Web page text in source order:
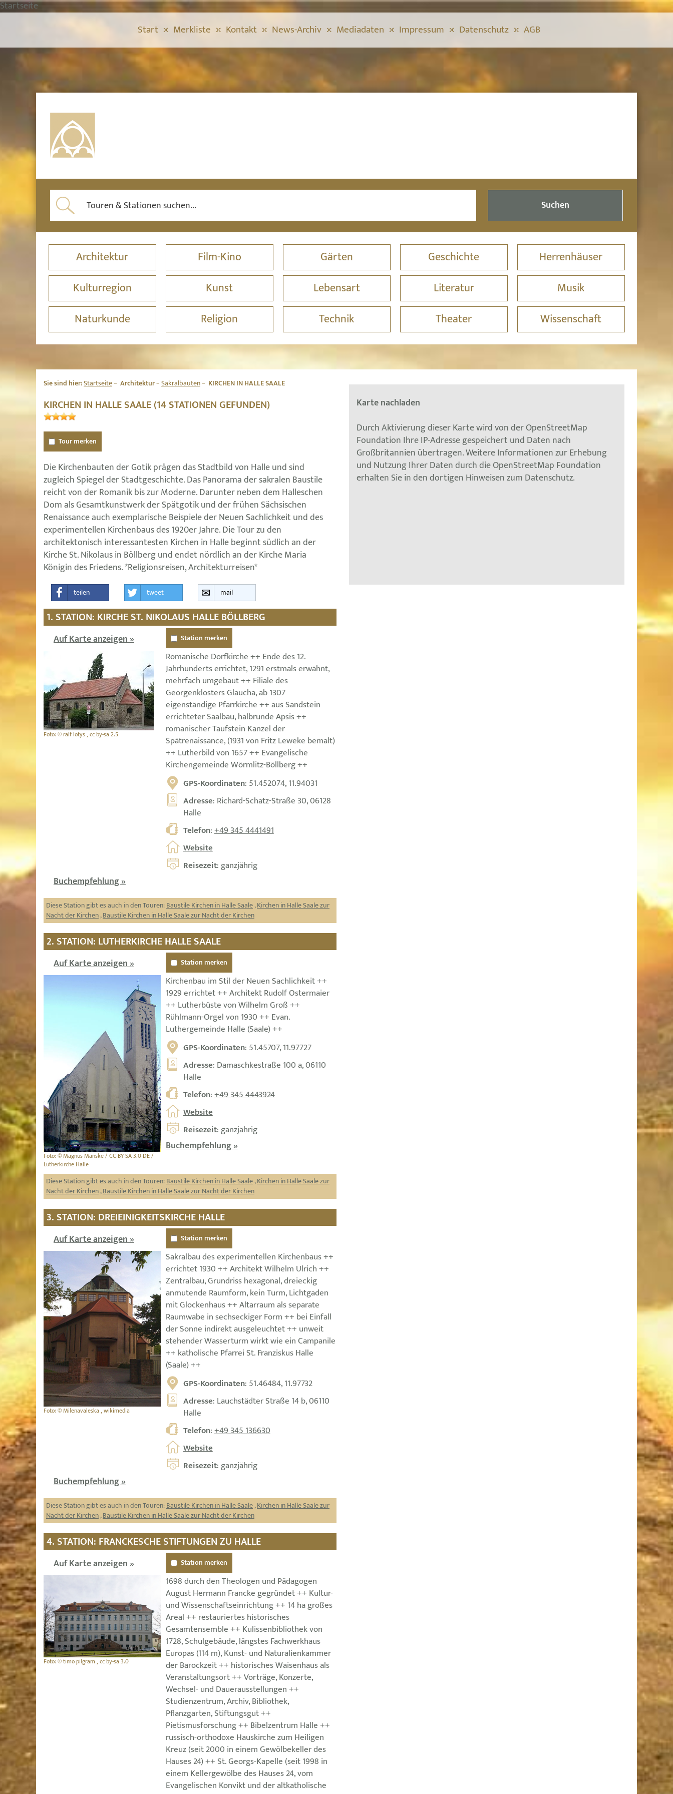
Startseite
Start Merkliste Kontakt News-Archiv Mediadaten Impressum Datenschutz AGB
Suchen
Architektur Film-Kino Gärten Geschichte
Herrenhäuser
Kulturregion
Kunst Lebensart Literatur
Musik
Naturkunde
Religion Technik Theater Wissenschaft
Sie sind hier:Startseite Architektur Sakralbauten KIRCHEN IN HALLE SAALE
KIRCHEN IN HALLE SAALE (14 STATIONEN GEFUNDEN)
Tour merken
Die Kirchenbauten der Gotik prägen das Stadtbild von Halle und sind
zugleich Spiegel der Stadtgeschichte. Das Panorama der sakralen Baustile
reicht von der Romanik bis zur Moderne. Darunter neben dem Halleschen
Dom als Gesamtkunstwerk der Spätgotik und der frühen Sächsischen
Renaissance auch exemplarische Beispiele der Neuen Sachlichkeit und des
experimentellen Kirchenbaus des 1920er Jahre. Die Tour zu den
architektonisch interessantesten Kirchen in Halle beginnt südlich an der
Kirche St. Nikolaus in Böllberg und endet nördlich an der Kirche Maria
Königin des Friedens. *Religionsreisen, Architekturreisen*
teilen tweet mail
1. STATION: KIRCHE ST. NIKOLAUS HALLE BÖLLBERG
Auf Karte anzeigen »
Foto: © ralf lotys , cc by-sa 2.5
Station merken
Romanische Dorfkirche ++ Ende des 12.
Jahrhunderts errichtet, 1291 erstmals erwähnt,
mehrfach umgebaut ++ Filiale des
Georgenklosters Glaucha, ab 1307
eigenständige Pfarrkirche ++ aus Sandstein
errichteter Saalbau, halbrunde Apsis ++
romanischer Taufstein Kanzel der
Spätrenaissance, (1931 von Fritz Leweke bemalt)
++ Lutherbild von 1657 ++ Evangelische
Kirchengemeinde Wörmlitz-Böllberg ++
GPS-Koordinaten: 51.452074, 11.94031
Adresse: Richard-Schatz-Straße 30, 06128
Halle
Telefon:+49 345 4441491
Website
Reisezeit: ganzjährig
Buchempfehlung »
Diese Station gibt es auch in den Touren:Baustile Kirchen in Halle Saale,Kirchen in Halle Saale zur
Nacht der Kirchen,Baustile Kirchen in Halle Saale zur Nacht der Kirchen
2. STATION: LUTHERKIRCHE HALLE SAALE
Auf Karte anzeigen »
Foto: © Magnus Manske / CC-BY-SA-3.0-DE /
Lutherkirche Halle
Station merken
Kirchenbau im Stil der Neuen Sachlichkeit ++
1929 errichtet ++ Architekt Rudolf Ostermaier
++ Lutherbüste von Wilhelm Groß ++
Rühlmann-Orgel von 1930 ++ Evan.
Luthergemeinde Halle (Saale) ++
GPS-Koordinaten: 51.45707, 11.97727
Adresse: Damaschkestraße 100 a, 06110
Halle
Telefon:+49 345 4443924
Website
Reisezeit: ganzjährig
Buchempfehlung »
Diese Station gibt es auch in den Touren:Baustile Kirchen in Halle Saale,Kirchen in Halle Saale zur
Nacht der Kirchen,Baustile Kirchen in Halle Saale zur Nacht der Kirchen
3. STATION: DREIEINIGKEITSKIRCHE HALLE
Auf Karte anzeigen »
Foto: © Milenavaleska , wikimedia
Station merken
Sakralbau des experimentellen Kirchenbaus ++
errichtet 1930 ++ Architekt Wilhelm Ulrich ++
Zentralbau, Grundriss hexagonal, dreieckig
anmutende Raumform, kein Turm, Lichtgaden
mit Glockenhaus ++ Altarraum als separate
Raumwabe in sechseckiger Form ++ bei Einfall
der Sonne indirekt ausgeleuchtet ++ unweit
stehender Wasserturm wirkt wie ein Campanile
++ katholische Pfarrei St. Franziskus Halle
(Saale) ++
GPS-Koordinaten: 51.46484, 11.97732
Adresse: Lauchstädter Straße 14 b, 06110
Halle
Telefon:+49 345 136630
Website
Reisezeit: ganzjährig
Buchempfehlung »
Diese Station gibt es auch in den Touren:Baustile Kirchen in Halle Saale,Kirchen in Halle Saale zur
Nacht der Kirchen,Baustile Kirchen in Halle Saale zur Nacht der Kirchen
4. STATION: FRANCKESCHE STIFTUNGEN ZU HALLE
Auf Karte anzeigen »
Foto: © timo pilgram , cc by-sa 3.0
Station merken
1698 durch den Theologen und Pädagogen
August Hermann Francke gegründet ++ Kultur-
und Wissenschaftseinrichtung ++ 14 ha großes
Areal ++ restauriertes historisches
Gesamtensemble ++ Kulissenbibliothek von
1728, Schulgebäude, längstes Fachwerkhaus
Europas (114 m), Kunst- und Naturalienkammer
der Barockzeit ++ historisches Waisenhaus als
Veranstaltungsort ++ Vorträge, Konzerte,
Wechsel- und Dauerausstellungen ++
Studienzentrum, Archiv, Bibliothek,
Pflanzgarten, Stiftungsgut ++
Pietismusforschung ++ Bibelzentrum Halle ++
russisch-orthodoxe Hauskirche zum Heiligen
Kreuz (seit 2000 in einem Gewölbekeller des
Hauses 24) ++ St. Georgs-Kapelle (seit 1998 in
einem Kellergewölbe des Hauses 24, vom
Evangelischen Konvikt und der altkatholische
Karte nachladen
Durch Aktivierung dieser Karte wird von der OpenStreetMap
Foundation Ihre IP-Adresse gespeichert und Daten nach
Großbritannien übertragen. Weitere Informationen zur Erhebung
und Nutzung Ihrer Daten durch die OpenStreetMap Foundation
erhalten Sie in den dortigen Hinweisen zum Datenschutz.